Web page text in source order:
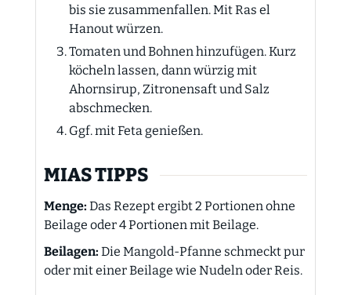
bis sie zusammenfallen. Mit Ras el
Hanout würzen.
Tomaten und Bohnen hinzufügen. Kurz
köcheln lassen, dann würzig mit
Ahornsirup, Zitronensaft und Salz
abschmecken.
Ggf. mit Feta genießen.
MIAS TIPPS
Menge: Das Rezept ergibt 2 Portionen ohne
Beilage oder 4 Portionen mit Beilage.
Beilagen: Die Mangold-Pfanne schmeckt pur
oder mit einer Beilage wie Nudeln oder Reis.